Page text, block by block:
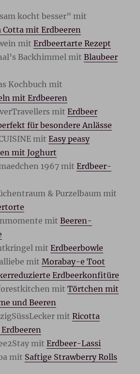
kocht besser” mit
Cotta mit Erdbeeren
mitErdbeertarte Rezept
Backhimmel mitBlaubeer
Kochbuch mit
mit Erdbeeren
mitErdbeer
für besondere Anlässe
mitEasy peasy
mit Joghurt
1967 mitErdbeer-
& Purzelbaum mit
mitBeeren-
mitErdbeerbowle
mitMorabay-e Toot
Erdbeerkonfitüre
mitTörtchen mit
und Beeren
mitRicotta
mitErdbeer-Lassi
mit Saftige Strawberry Rolls